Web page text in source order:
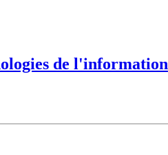
de l'information